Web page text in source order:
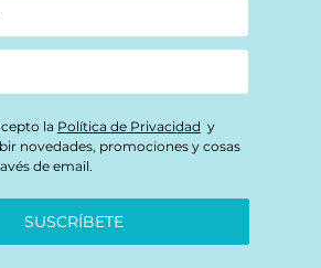
la Política de Privacidad y
novedades, promociones y cosas
de email.
SUSCRÍBETE